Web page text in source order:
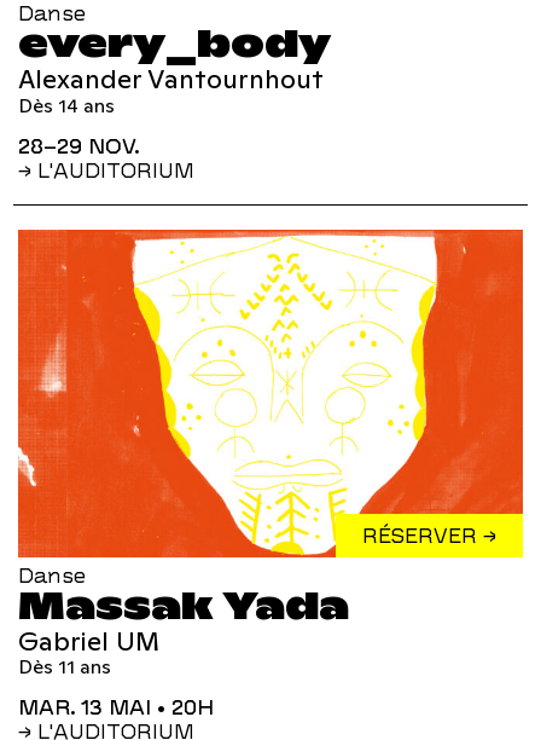
Danse
every_body
Alexander Vantournhout
Dès 14 ans
28–29 NOV.
→ L'AUDITORIUM
RÉSERVER →
Danse
Massak Yada
Gabriel UM
Dès 11 ans
MAR. 13 MAI • 20H
→ L'AUDITORIUM